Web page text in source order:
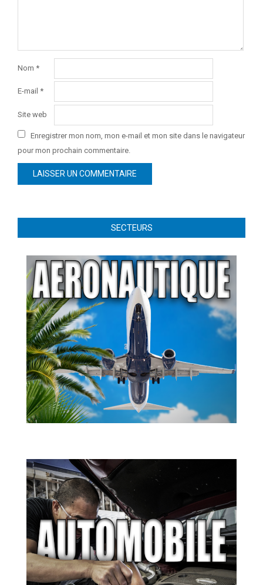
Nom *
E-mail *
Site web
Enregistrer mon nom, mon e-mail et mon site dans le navigateur
pour mon prochain commentaire.
SECTEURS